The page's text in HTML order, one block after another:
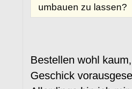
umbauen zu lassen?
Bestellen wohl
Geschick